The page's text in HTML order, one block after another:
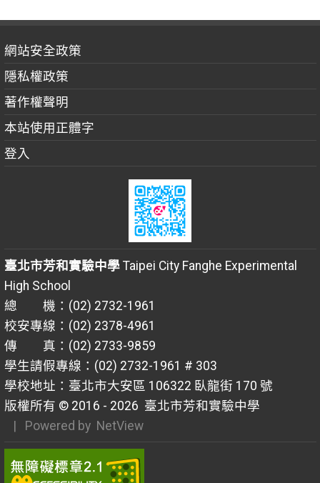
網站安全政策
隱私權政策
著作權聲明
本站使用正體字
登入
臺北市芳和實驗中學Taipei City Fanghe Experimental
High School
總 機：(02) 2732-1961
校安專線：(02) 2378-4961
傳 真：(02) 2733-9859
學生請假專線：(02) 2732-1961 # 303
學校地址：臺北市大安區 106322 臥龍街 170 號
版權所有 © 2016 - 2026 臺北市芳和實驗中學
| Powered by NetView